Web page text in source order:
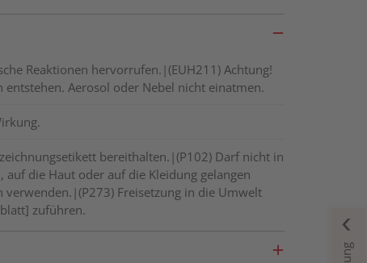
Reaktionen hervorrufen.|(EUH211) Achtung!
Aerosol oder Nebel nicht einatmen.
bereithalten.|(P102) Darf nicht in
die Haut oder auf die Kleidung gelangen
Freisetzung in die Umwelt
zuführen.